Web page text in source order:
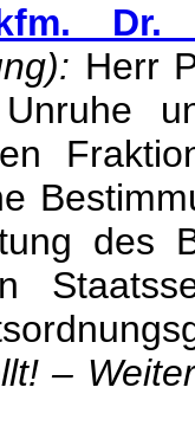
Dr.
Herr
des
–